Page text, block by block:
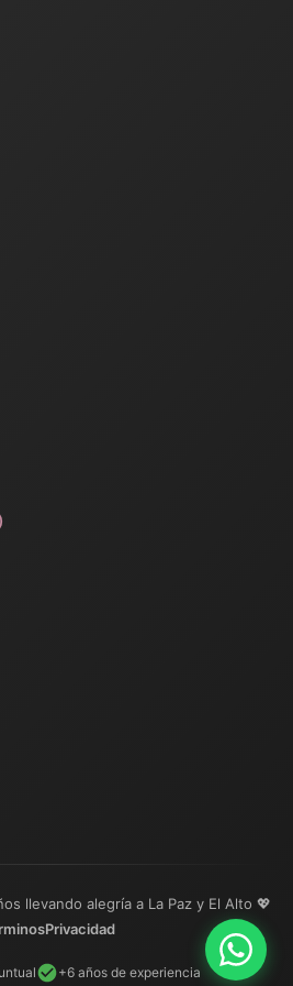
llevando alegría a La Paz y El Alto 💖
Privacidad
+6 años de experiencia